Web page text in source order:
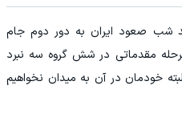
شب صعود ایران به دور دوم جام
مقدماتی در شش گروه سه نبرد
خودمان در آن به میدان نخواهیم